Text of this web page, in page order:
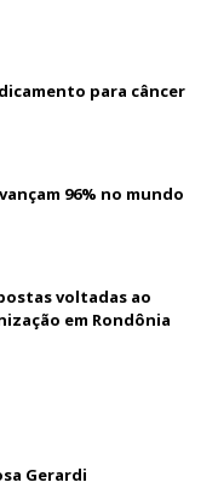
para câncer
96% no mundo
voltadas ao
em Rondônia
Gerardi